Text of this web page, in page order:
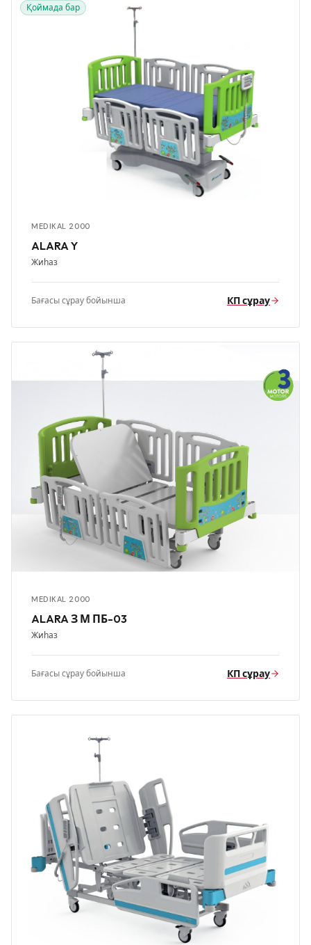
Қоймада бар
MEDIKAL 2000
ALARA Y
Жиһаз
Бағасы сұрау бойынша КП сұрау
MEDIKAL 2000
ALARA З М ПБ-03
Жиһаз
Бағасы сұрау бойынша КП сұрау